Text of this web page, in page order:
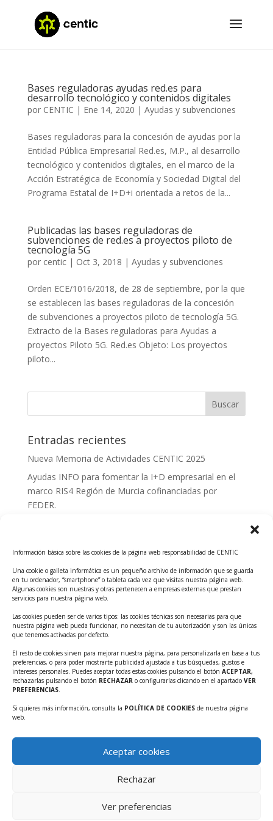
Información básica sobre las cookies de la página web responsabilidad de CENTIC
Una cookie o galleta informática es un pequeño archivo de información que se guarda
en tu ordenador, “smartphone” o tableta cada vez que visitas nuestra página web.
Algunas cookies son nuestras y otras pertenecen a empresas externas que prestan
servicios para nuestra página web.
Las cookies pueden ser de varios tipos: las cookies técnicas son necesarias para que
nuestra página web pueda funcionar, no necesitan de tu autorización y son las únicas
que tenemos activadas por defecto.
El resto de cookies sirven para mejorar nuestra página, para personalizarla en base a tus
preferencias, o para poder mostrarte publicidad ajustada a tus búsquedas, gustos e
intereses personales. Puedes aceptar todas estas cookies pulsando el botón ACEPTAR,
rechazarlas pulsando el botón RECHAZAR o configurarlas clicando en el apartado VER
PREFERENCIAS.
Si quieres más información, consulta la POLÍTICA DE COOKIES de nuestra página
web.
Aceptar cookies
Rechazar
Ver preferencias
Bases reguladoras ayudas red.es para
desarrollo tecnológico y contenidos digitales
por CENTIC | Ene 14, 2020 | Ayudas y subvenciones
Bases reguladoras para la concesión de ayudas por la
Entidad Pública Empresarial Red.es, M.P., al desarrollo
tecnológico y contenidos digitales, en el marco de la
Acción Estratégica de Economía y Sociedad Digital del
Programa Estatal de I+D+i orientada a retos de la...
Publicadas las bases reguladoras de
subvenciones de red.es a proyectos piloto de
tecnología 5G
por centic| Oct 3, 2018 | Ayudas y subvenciones
Orden ECE/1016/2018, de 28 de septiembre, por la que
se establecen las bases reguladoras de la concesión
de subvenciones a proyectos piloto de tecnología 5G.
Extracto de la Bases reguladoras para Ayudas a
proyectos Piloto 5G. Red.es Objeto: Los proyectos
piloto...
Entradas recientes
Nueva Memoria de Actividades CENTIC 2025
Ayudas INFO para fomentar la I+D empresarial en el
marco RIS4 Región de Murcia cofinanciadas por
FEDER.
Tecnológicos 2ª ed.
Ayudas INFO para el apoyo a las empresas
innovadoras con potencial tecnológico y escalables
Convocatoria Cheque de Innovación. Ayudas INFO
para la contratación de servicios de Innovación y
Competitividad
Cheque Inversión del INFO. Ayudas para la
contratación de servicios de Innovación y
Competitividad para apoyar rondas de financiación.
Inscripciones abiertas!!
Ayudas INFO para la contratación de servicios de
Innovación y Competitividad (CHEQUE